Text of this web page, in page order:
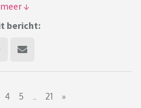
heb. De Duitse crimi-
gelijknamige serie).
'Daad Plaats' heten.
TAT ORT dus!
bericht:
4 5 21 »